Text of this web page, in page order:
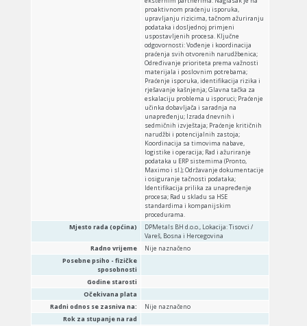
proaktivnom praćenju isporuka,
upravljanju rizicima, tačnom ažuriranju
podataka i dosljednoj primjeni
uspostavljenih procesa. Ključne
odgovornosti: Vođenje i koordinacija
praćenja svih otvorenih narudžbenica;
Određivanje prioriteta prema važnosti
materijala i poslovnim potrebama;
Praćenje isporuka, identifikacija rizika i
rješavanje kašnjenja; Glavna tačka za
eskalaciju problema u isporuci; Praćenje
učinka dobavljača i saradnja na
unapređenju; Izrada dnevnih i
sedmičnih izvještaja; Praćenje kritičnih
narudžbi i potencijalnih zastoja;
Koordinacija sa timovima nabave,
logistike i operacija; Rad i ažuriranje
podataka u ERP sistemima (Pronto,
Maximo i sl.); Održavanje dokumentacije
i osiguranje tačnosti podataka;
Identifikacija prilika za unapređenje
procesa; Rad u skladu sa HSE
standardima i kompanijskim
procedurama.
Mjesto rada (općina)
DPMetals BH d.o.o., Lokacija: Tisovci /
Vareš, Bosna i Hercegovina
Radno vrijeme
Nije naznačeno
Posebne psiho - fizičke
sposobnosti
Godine starosti
Očekivana plata
Radni odnos se zasniva na:
Nije naznačeno
Rok za stupanje na rad